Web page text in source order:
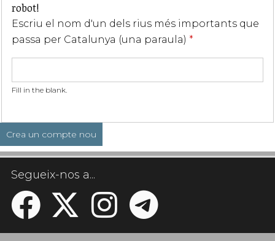
robot!
Escriu el nom d'un dels rius més importants que
passa per Catalunya (una paraula) *
Fill in the blank.
Segueix-nos a...